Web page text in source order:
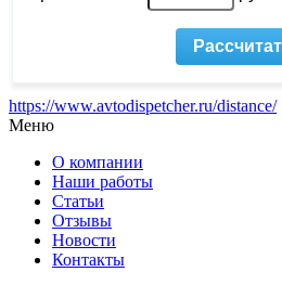
https://www.avtodispetcher.ru/distance/
Меню
О компании
Наши работы
Статьи
Отзывы
Новости
Контакты